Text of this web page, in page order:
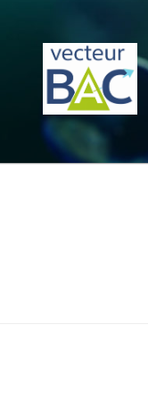
contenu
principal